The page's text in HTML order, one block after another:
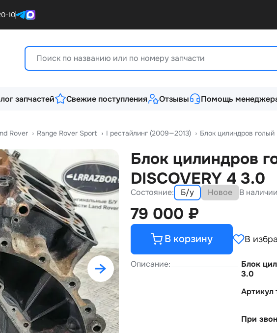
10
запчастей Свежие поступления Отзывы Помощь
Rover › Range Rover Sport › I рестайлинг (2009—2013) › Блок цилиндров
Блок цилиндров
DISCOVERY 4 3.0
Состояние: Б/у Новое В
79 000 ₽
В корзину В
Описание:
Блок
3.0
Артикул
При